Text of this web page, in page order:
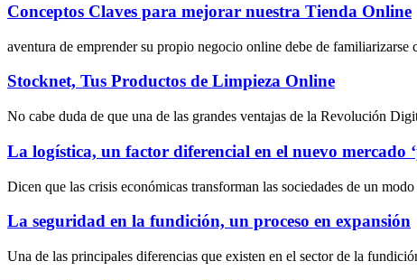
Conceptos Claves para mejorar nuestra Tienda Online
aventura de emprender su propio negocio online debe de
Stocknet, Tus Productos de Limpieza Online
No cabe duda de que una de las grandes ventajas de la Revolución
La logística, un factor diferencial en el nuevo mercado
Dicen que las crisis económicas transforman las sociedades de un
La seguridad en la fundición, un proceso en expansión
Una de las principales diferencias que existen en el sector de la